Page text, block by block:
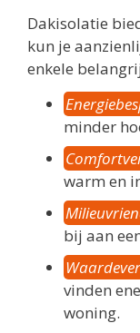
Dakisolatie
kun je
enkele
minder
warm en
bij aan
vinden
woning.